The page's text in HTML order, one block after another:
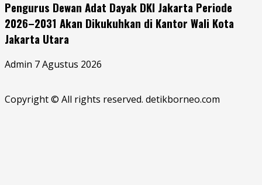
Pengurus Dewan Adat Dayak DKI Jakarta Periode
2026–2031 Akan Dikukuhkan di Kantor Wali Kota
Jakarta Utara
Admin 7 Agustus 2026
Copyright © All rights reserved. detikborneo.com